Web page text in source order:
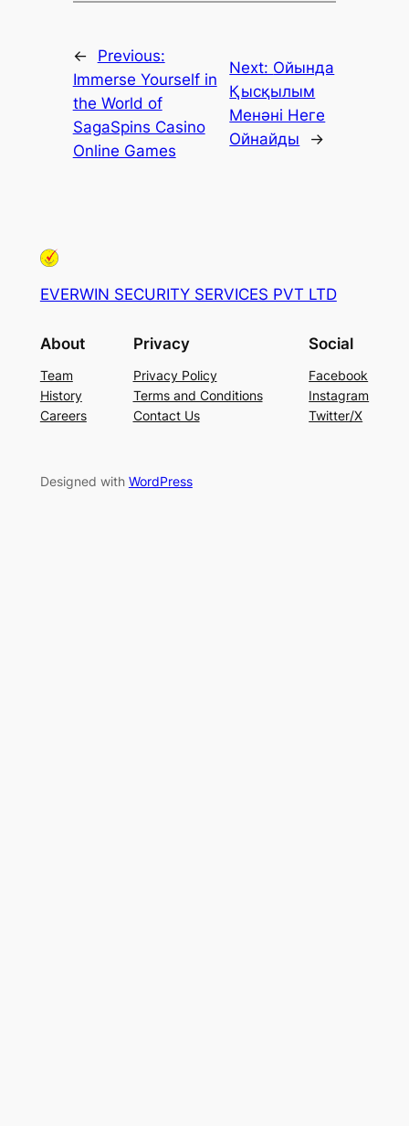
←
Previous:
Immerse Yourself in
the World of
SagaSpins Casino
Online Games
Next: Ойында
Қысқылым
Менәні Неге
Ойнайды
→
EVERWIN SECURITY SERVICES PVT LTD
About
Team
History
Careers
Privacy
Privacy Policy
Terms and Conditions
Contact Us
Social
Facebook
Instagram
Twitter/X
Designed with WordPress